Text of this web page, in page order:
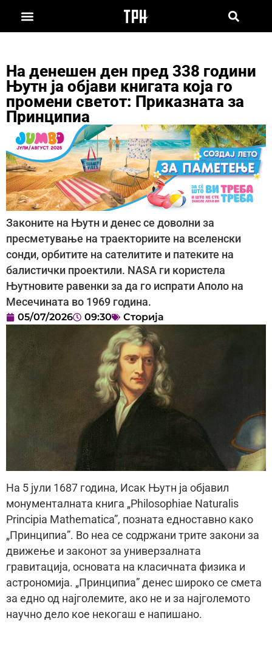
На денешен ден пред 338 години
Њутн ја објави книгата која го
промени светот: Приказната за
Принципиа
Законите на Њутн и денес се доволни за
пресметување на траекториите на вселенски
сонди, орбитите на сателитите и патеките на
балистички проектили. NASA ги користела
Њутновите равенки за да го испрати Апол­о на
Месечината во 1969 година.
05/07/2026 09:30 Сторија
На 5 јули 1687 година, Исак Њутн ја објавил
монументалната книга „Philosophiae Naturalis
Principia Mathematica”, позната едноставно како
„Принципиа”. Во неа се содржани трите закони за
движење и законот за универзалната
гравитација, основата на класичната физика и
астрономија. „Принципиа” денес широко се смета
за едно од најголемите, ако не и за најголемото
научно дело кое некогаш е напишано.